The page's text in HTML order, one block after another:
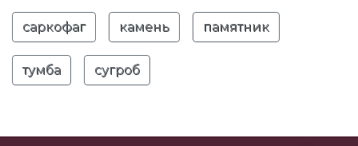
саркофаг камень памятник
тумба сугроб